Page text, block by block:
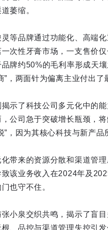
萎缩。
等品牌通过功能化、高端
次性牙膏市场，一支售价
牌约50%的毛利率形成天
”，两面针为偏离主业付出了
示了科技公司多元化中的
公司急于突破增长瓶颈，
”，因为其核心科技与新产
带来的资源分散和渠道管
该业务收入在2024年及
也守不住。
小泉交织共鸣，揭示了盲
、品控与渠道管理失控引